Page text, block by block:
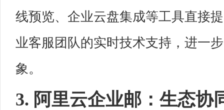
线预览、企业云盘集成等工具直接
业客服团队的实时技术支持，进一
象。
3. 阿里云企业邮：生态协